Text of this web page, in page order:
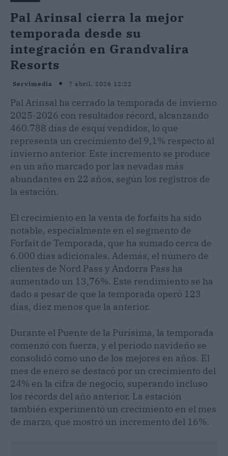
Pal Arinsal cierra la mejor
temporada desde su
integración en Grandvalira
Resorts
Servimedia 7 abril, 2026 12:22
Pal Arinsal ha cerrado la temporada de invierno
2025-2026 con resultados récord, alcanzando
460.788 días de esquí vendidos, lo que
representa un crecimiento del 9,1% respecto al
invierno anterior. Este incremento se produce
en un año marcado por las nevadas más
abundantes en 22 años, según los registros de
la estación.
El crecimiento en la venta de forfaits ha sido
notable, especialmente en el segmento de
Forfait de Temporada, que ha sumado cerca de
6.000 días adicionales. Además, el número de
clientes de Nord Pass y Andorra Pass ha
aumentado un 13,76%. Este rendimiento se ha
dado a pesar de que la temporada operó 123
días, diez menos que la anterior.
Durante el Puente de la Purísima, la temporada
comenzó con fuerza, y el periodo navideño se
consolidó como uno de los mejores en años. El
mes de enero se destacó por un crecimiento del
24% en la cifra de negocio, superando incluso
los récords del año anterior. La estación
también experimentó un crecimiento en el mes
de marzo, que mostró un incremento del 16%.